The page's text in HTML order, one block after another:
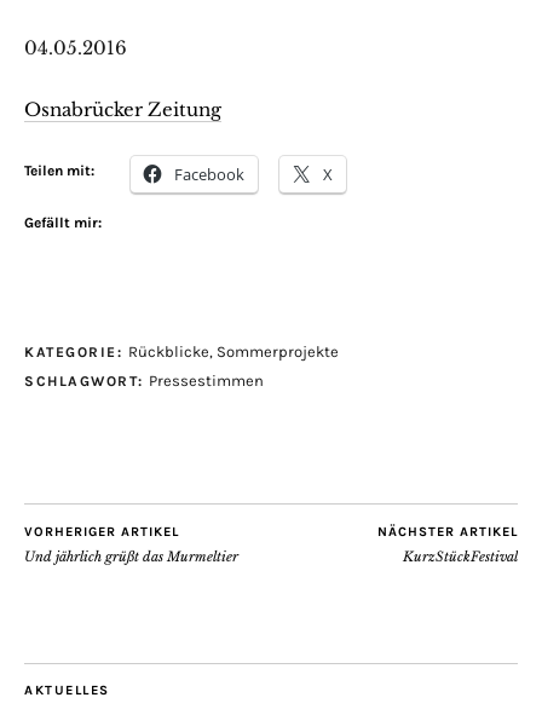
04.05.2016
Osnabrücker Zeitung
Teilen mit: Facebook X
Gefällt mir:
KATEGORIE: Rückblicke, Sommerprojekte
SCHLAGWORT: Pressestimmen
VORHERIGER ARTIKEL
Und jährlich grüßt das Murmeltier
NÄCHSTER ARTIKEL
KurzStückFestival
AKTUELLES